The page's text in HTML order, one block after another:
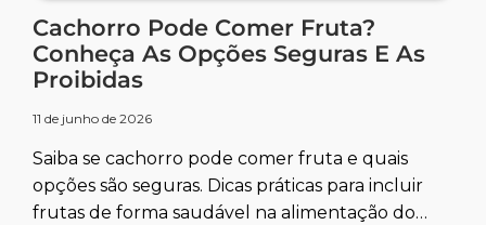
Cachorro Pode Comer Fruta?
Conheça As Opções Seguras E As
Proibidas
11 de junho de 2026
Saiba se cachorro pode comer fruta e quais
opções são seguras. Dicas práticas para incluir
frutas de forma saudável na alimentação do